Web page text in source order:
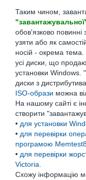
Таким чином,
обов'язково
узяти або як
носій - окрема
усі диски, що
установки Windows.
диски з
ISO-образи можна
На нашому сайті є
створити
• для установки
• для перевірки
програмою
• для перевірки
Victoria
Схожу інформацію